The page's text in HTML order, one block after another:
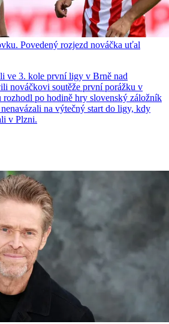
Povedený rozjezd nováčka uťal
ve 3. kole první ligy v Brně nad
nováčkovi soutěže první porážku v
rozhodl po hodině hry slovenský záložník
na výtečný start do ligy, kdy
v Plzni.